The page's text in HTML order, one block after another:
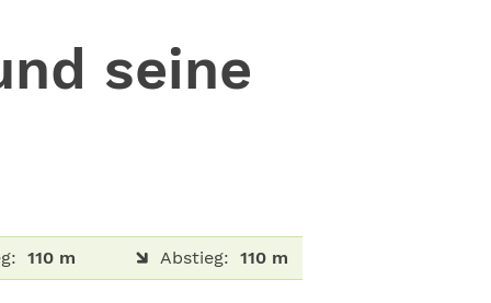
seine
110 m Abstieg: 110 m